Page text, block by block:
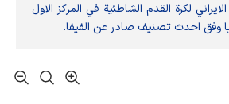
لكرة القدم الشاطئية في المركز الاول
وفق احدث تصنيف صادر عن الفيفا.